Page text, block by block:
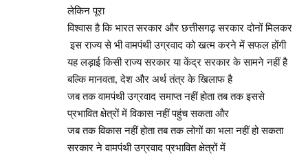
लेकिन पूरा
विश्वास है कि भारत सरकार और छत्तीसगढ़ सरकार दोनों मिलकर
इस राज्य से भी वामपंथी उग्रवाद को खत्म करने में सफल होंगी
यह लड़ाई किसी राज्य सरकार या केंद्र सरकार के सामने नहीं है
बल्कि मानवता, देश और अर्थ तंत्र के खिलाफ है
जब तक वामपंथी उग्रवाद समाप्त नहीं होता तब तक इससे
प्रभावित क्षेत्रों में विकास नहीं पहुंच सकता और
जब तक विकास नहीं होता तब तक लोगों का भला नहीं हो सकता
सरकार ने वामपंथी उग्रवाद प्रभावित क्षेत्रों में